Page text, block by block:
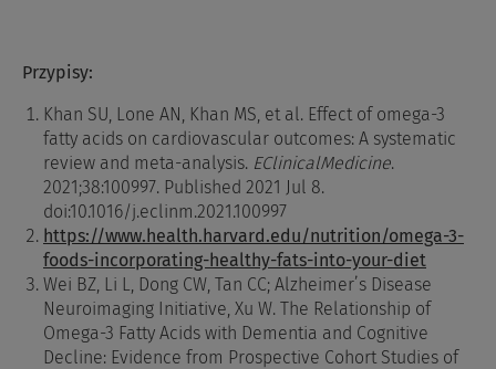
Przypisy:
Khan SU, Lone AN, Khan MS, et al. Effect of omega-3
fatty acids on cardiovascular outcomes: A systematic
review and meta-analysis. EClinicalMedicine.
2021;38:100997. Published 2021 Jul 8.
doi:10.1016/j.eclinm.2021.100997
https://www.health.harvard.edu/nutrition/omega-3-
foods-incorporating-healthy-fats-into-your-diet
Wei BZ, Li L, Dong CW, Tan CC; Alzheimer’s Disease
Neuroimaging Initiative, Xu W. The Relationship of
Omega-3 Fatty Acids with Dementia and Cognitive
Decline: Evidence from Prospective Cohort Studies of